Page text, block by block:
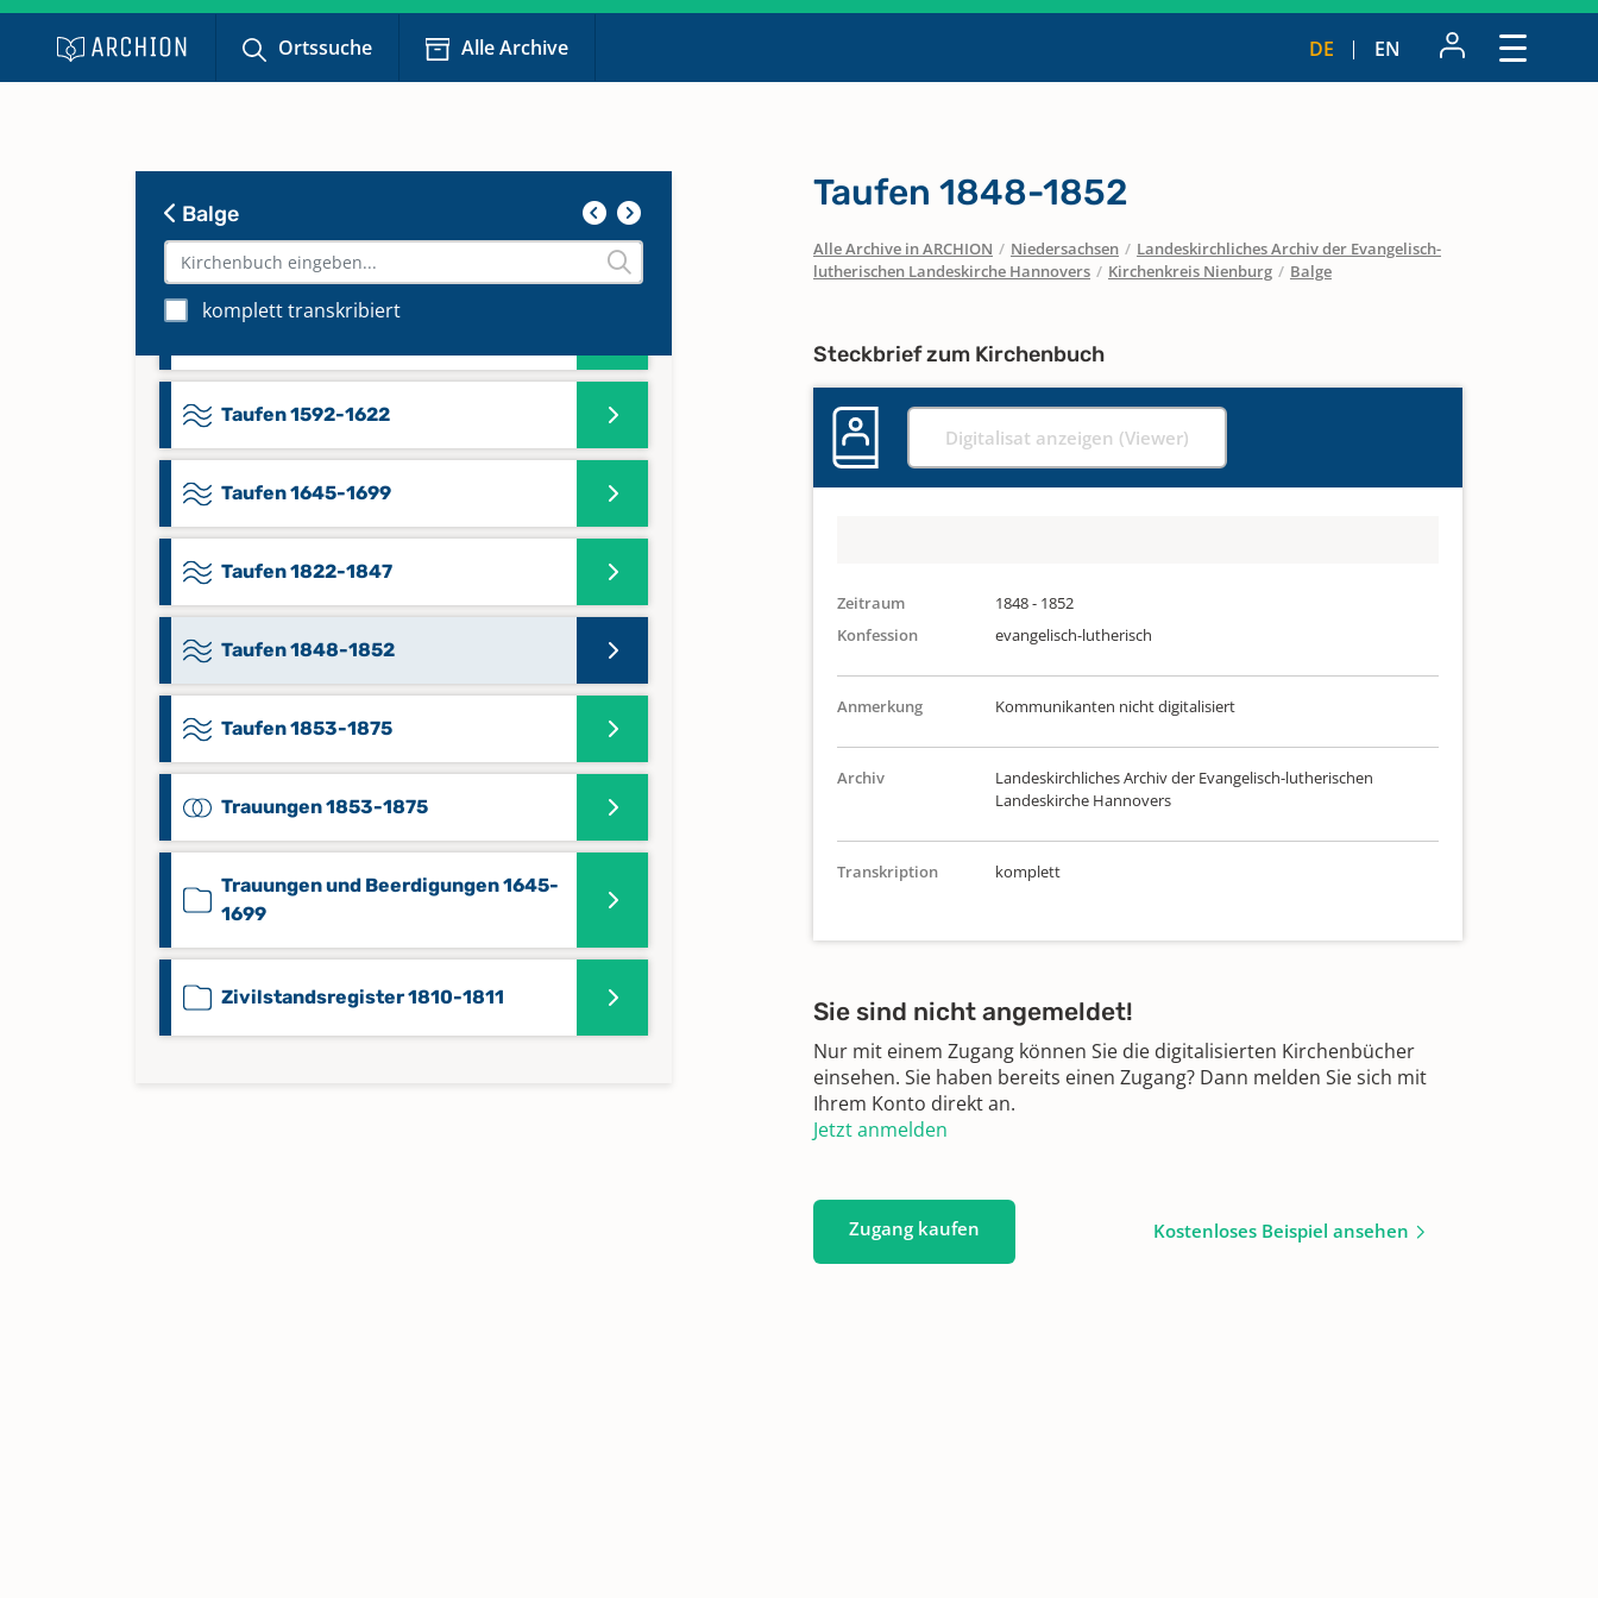
Ortssuche Alle Archive DE EN
Balge
komplett transkribiert
Konfirmationen und Trauungen 1822-
1852
Namensregister Taufen 1645-1699
Taufen 1592-1622
Taufen 1645-1699
Taufen 1822-1847
Taufen 1848-1852
Taufen 1853-1875
Trauungen 1853-1875
Trauungen und Beerdigungen 1645-
1699
Zivilstandsregister 1810-1811
Taufen 1848-1852
Alle Archive in ARCHION / Niedersachsen / Landeskirchliches Archiv der Evangelisch-
lutherischen Landeskirche Hannovers / Kirchenkreis Nienburg / Balge
Steckbrief zum Kirchenbuch
Digitalisat anzeigen (Viewer)
Zeitraum
1848 - 1852
Konfession
evangelisch-lutherisch
Anmerkung Kommunikanten nicht digitalisiert
Archiv
Landeskirchliches Archiv der Evangelisch-lutherischen
Landeskirche Hannovers
Transkription komplett
Sie sind nicht angemeldet!
Nur mit einem Zugang können Sie die digitalisierten Kirchenbücher
einsehen. Sie haben bereits einen Zugang? Dann melden Sie sich mit
Ihrem Konto direkt an.
Jetzt anmelden
Zugang kaufen Kostenloses Beispiel ansehen